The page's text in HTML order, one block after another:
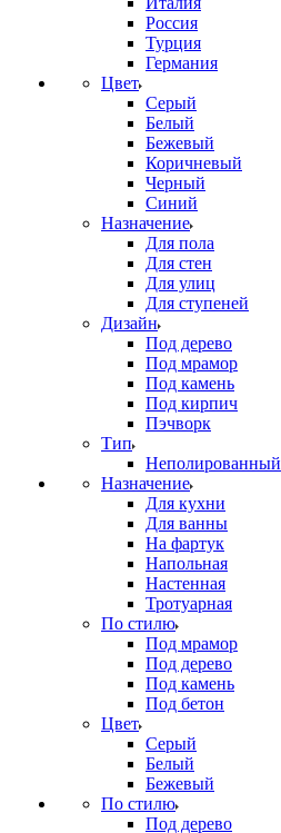
Россия
Турция
Германия
Цвет
Серый
Белый
Бежевый
Коричневый
Черный
Синий
Назначение
Для пола
Для стен
Для улиц
Для ступеней
Дизайн
Под дерево
Под мрамор
Под камень
Под кирпич
Пэчворк
Тип
Неполированный
Назначение
Для кухни
Для ванны
На фартук
Напольная
Настенная
Тротуарная
По стилю
Под мрамор
Под дерево
Под камень
Под бетон
Цвет
Серый
Белый
Бежевый
По стилю
Под дерево